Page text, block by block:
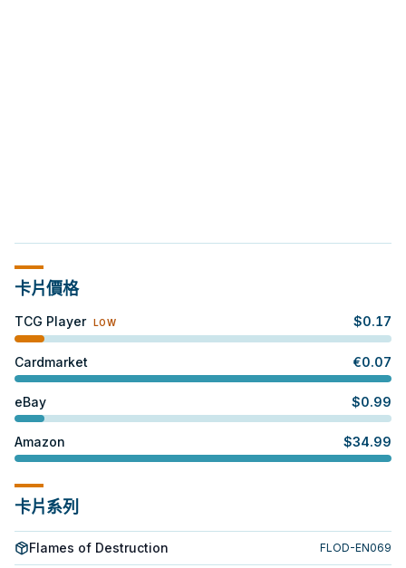
卡片價格
TCG Player LOW $0.17
Cardmarket €0.07
eBay $0.99
Amazon $34.99
卡片系列
Flames of Destruction FLOD-EN069